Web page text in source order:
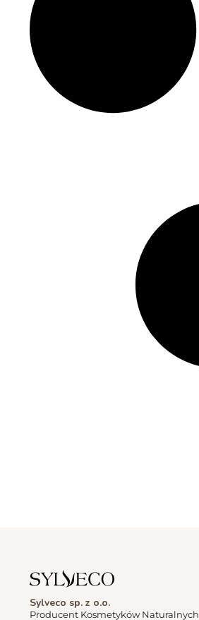
Sylveco sp. z o.o.
Producent Kosmetyków Naturalnych